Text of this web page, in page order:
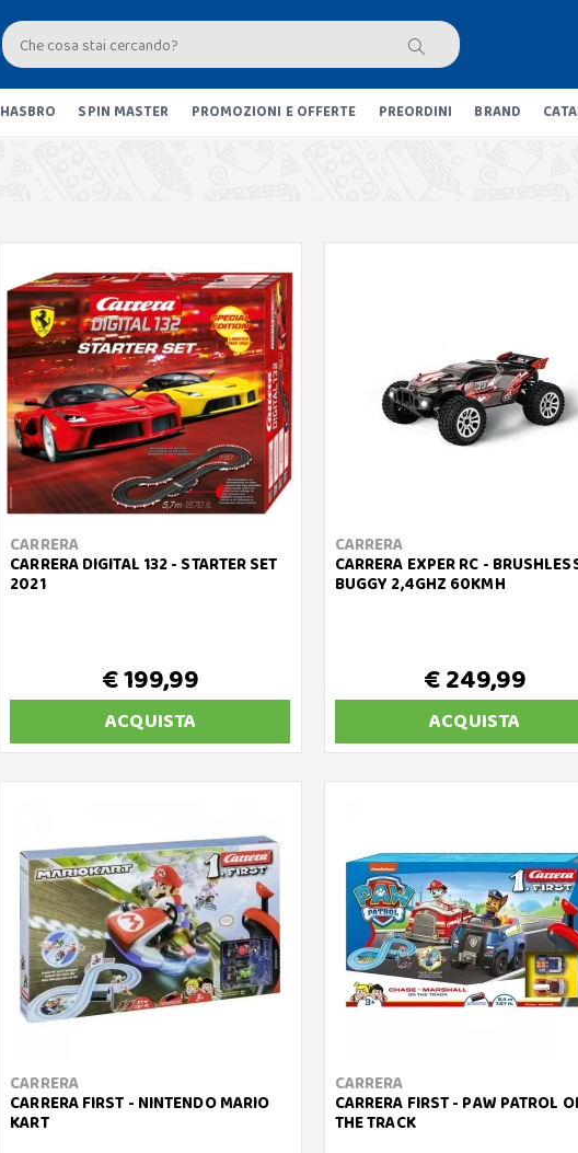
HASBRO SPIN MASTER PROMOZIONI E OFFERTE PREORDINI BRAND
CARRERA
CARRERA DIGITAL 132 - STARTER SET
2021
€ 199,99
ACQUISTA
CARRERA
CARRERA EXPER RC -
BUGGY 2,4GHZ 60KMH
€ 249,99
ACQUISTA
CARRERA
CARRERA FIRST - NINTENDO MARIO
KART
CARRERA
CARRERA FIRST - PAW PATROL
THE TRACK